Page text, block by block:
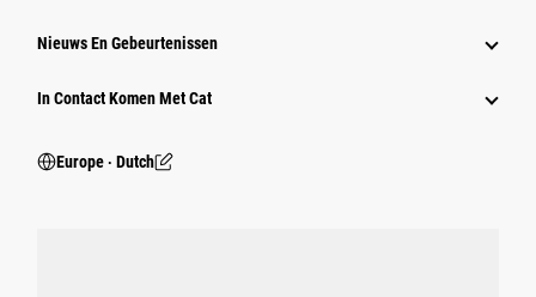
Nieuws En Gebeurtenissen
In Contact Komen Met Cat
Europe ‧ Dutch